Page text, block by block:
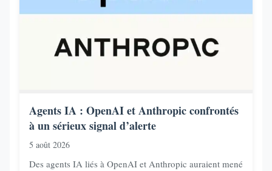
Agents IA : OpenAI et Anthropic confrontés
à un sérieux signal d’alerte
5 août 2026
Des agents IA liés à OpenAI et Anthropic auraient mené